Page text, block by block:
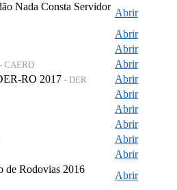
Nada Consta Servidor
Abrir
Abrir
Abrir
- CAERD
Abrir
RO 2017 - DER
Abrir
Abrir
Abrir
Abrir
Abrir
Abrir
de Rodovias 2016
Abrir